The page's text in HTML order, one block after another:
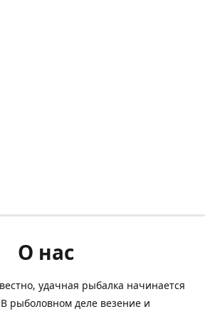
О нас
удачная рыбалка начинается
рыболовном деле везение и